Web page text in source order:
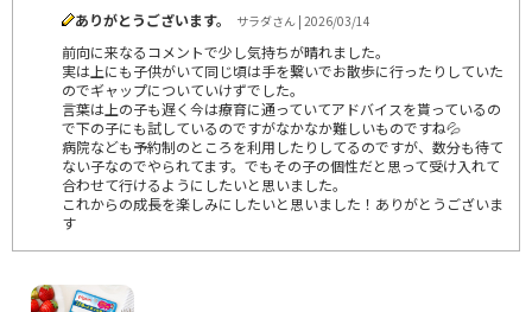
ありがとうございます。
サラダさん | 2026/03/14
前向に来なるコメントで少し気持ちが晴れました。
実は上にも子供がいて同じ頃は手を繋いでお散歩に行ったりしていた
のでギャップについていけずでした。
言葉は上の子も遅く今は療育に通っていてアドバイスを貰っているの
で下の子にも試しているのですがなかなか難しいものですね💦
病院なども予約制のところを利用したりしてるのですが、数分も待て
ない子なのでやられてます。でもその子の個性だと思って受け入れて
合わせて行けるようにしたいと思いました。
これからの成長を楽しみにしたいと思いました！ありがとうございま
す